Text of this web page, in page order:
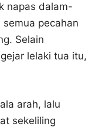
napas dalam-
pecahan
Selain
lelaki tua itu,
arah, lalu
sekeliling